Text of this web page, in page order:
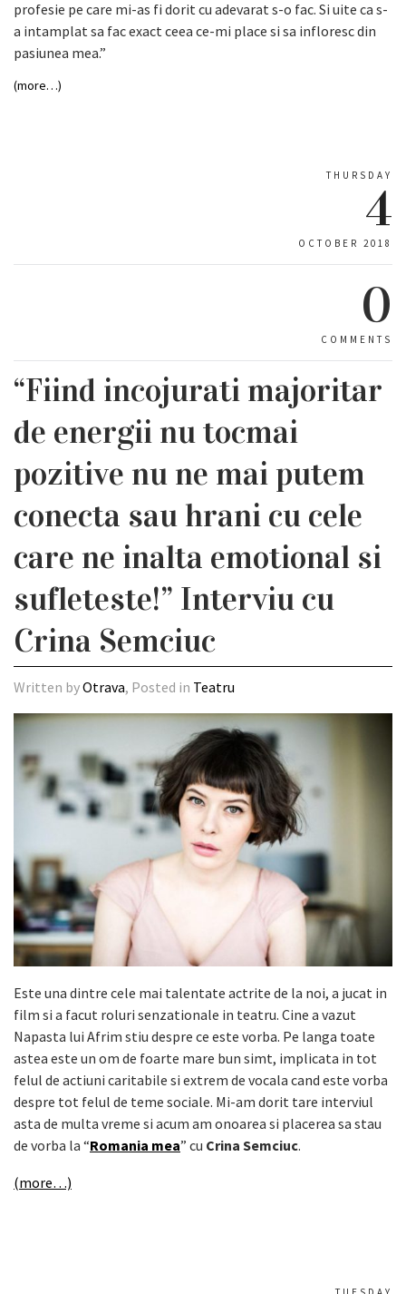
profesie pe care mi-as fi dorit cu adevarat s-o fac. Si uite ca s-
a intamplat sa fac exact ceea ce-mi place si sa infloresc din
pasiunea mea.”
(more…)
THURSDAY
4
OCTOBER 2018
0
COMMENTS
“Fiind incojurati majoritar
de energii nu tocmai
pozitive nu ne mai putem
conecta sau hrani cu cele
care ne inalta emotional si
sufleteste!” Interviu cu
Crina Semciuc
Written byOtrava, Posted in Teatru
Este una dintre cele mai talentate actrite de la noi, a jucat in
film si a facut roluri senzationale in teatru. Cine a vazut
Napasta lui Afrim stiu despre ce este vorba. Pe langa toate
astea este un om de foarte mare bun simt, implicata in tot
felul de actiuni caritabile si extrem de vocala cand este vorba
despre tot felul de teme sociale. Mi-am dorit tare interviul
asta de multa vreme si acum am onoarea si placerea sa stau
de vorba la “Romania mea” cu Crina Semciuc.
(more…)